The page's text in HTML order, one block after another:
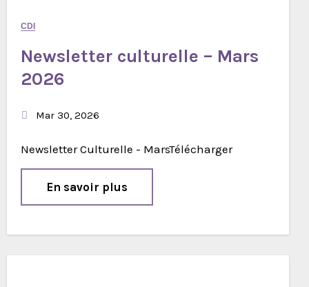
CDI
Newsletter culturelle – Mars
2026
Mar 30, 2026
Newsletter Culturelle - MarsTélécharger
En savoir plus